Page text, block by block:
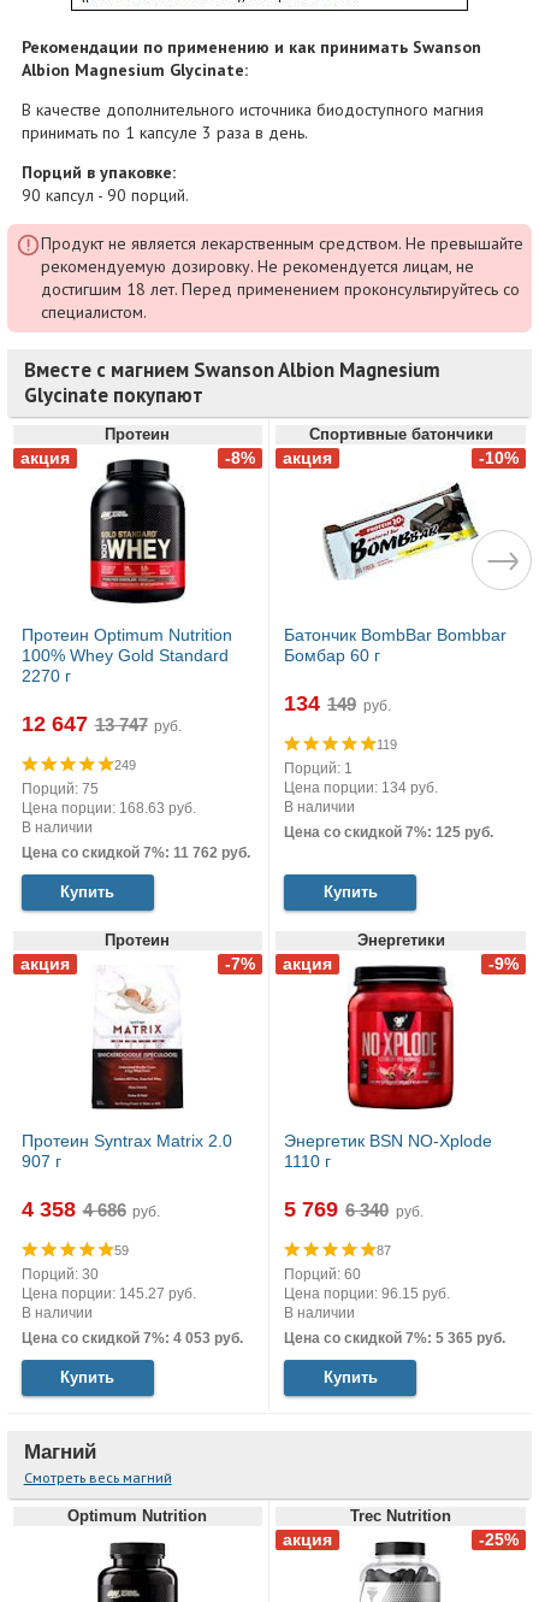
Рекомендации по применению и как принимать Swanson
Albion Magnesium Glycinate:
В качестве дополнительного источника биодоступного магния
принимать по 1 капсуле 3 раза в день.
Порций в упаковке:
90 капсул - 90 порций.
Продукт не является лекарственным средством. Не превышайте
рекомендуемую дозировку. Не рекомендуется лицам, не
достигшим 18 лет. Перед применением проконсультируйтесь со
специалистом.
Вместе с магнием Swanson Albion Magnesium
Glycinate покупают
Протеин
Протеин Optimum Nutrition
100% Whey Gold Standard
2270 г
12 647 руб.
249
Порций: 75
Цена порции: 168.63 руб.
В наличии
Цена со скидкой 7%: 11 762 руб.
Купить
Спортивные батончики
Батончик BombBar Bombbar
Бомбар 60 г
134 руб.
119
Порций: 1
Цена порции: 134 руб.
В наличии
Цена со скидкой 7%: 125 руб.
Купить
Протеин
Протеин Syntrax Matrix 2.0
907 г
4 358 руб.
59
Порций: 30
Цена порции: 145.27 руб.
В наличии
Цена со скидкой 7%: 4 053 руб.
Купить
Энергетики
Энергетик BSN NO-Xplode
1110 г
5 769 руб.
87
Порций: 60
Цена порции: 96.15 руб.
В наличии
Цена со скидкой 7%: 5 365 руб.
Купить
Магний
Смотреть весь магний
Optimum Nutrition Trec Nutrition